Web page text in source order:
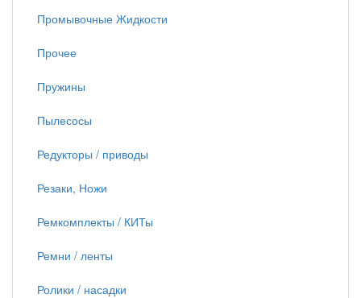
Промывочные Жидкости
Прочее
Пружины
Пылесосы
Редукторы / приводы
Резаки, Ножи
Ремкомплекты / КИТы
Ремни / ленты
Ролики / насадки